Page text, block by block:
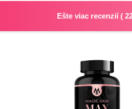
Ešte viac recenzií(